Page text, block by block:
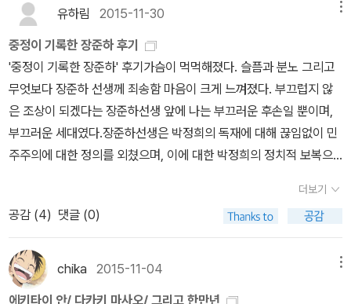
니다. 한자를 듬뿍 넣은 ‘중국글·일본글’이어야 비로소 ‘글’이라고 여
겼습니다. 그런데 장준하 님이 그토록 나무란 ‘박정희 군사독재정
권’은 거꾸로 ‘한자를 쓸 적에는 오지게 쓰’되, 수수한 사람들한테 달
콤발림을 할 적에는 ‘오직 한글로 쉽게’ 글을 썼어요. 《앎과함 1 민족
주의자의 길(장준하선생 추모문집》은 ‘자꾸 잊히는 장준하’ 님 넋과
삶을 기리려는 뜻으로 조그맣고 값싸며 가볍게 묶은 손바닥책입니다.
백범을 기리는 작은 펴냄터 ‘화다’는 손바닥책 이름을 ‘앎과힘’으로 붙
입니다. 이즈음 ‘創批新書’처럼 인문사회과학책을 내는 곳이 하나같
이 한자만 썼고, 장준하 님도 내내 한자사랑을 이으며 박정희하고 맞
섰지만, ‘백범사상연구소’는 한글로 한겨레 새길을 여는 앎함(알다 +
란놀(최종규) : 우리말꽃(국어사전)을 씁니다. “말꽃 짓는 책숲, 숲노
래”라는 이름으로 시골인 전남 고흥에서 서재도서관·책박물관을 꾸
립니다. ‘보리 국어사전’ 편집장을 맡았고, ‘이오덕 어른 유고’를 갈무
유하림 2015-11-30
중정이 기록한 장준하 후기
'중정이 기록한 장준하' 후기가슴이 먹먹해졌다. 슬픔과 분노 그리고
무엇보다 장준하 선생께 죄송함 마음이 크게 느껴졌다. 부끄럽지 않
은 조상이 되겠다는 장준하선생 앞에 나는 부끄러운 후손일 뿐이며,
부끄러운 세대였다.장준하선생은 박정희의 독재에 대해 끊임없이 민
주주의에 대한 정의를 외쳤으며, 이에 대한 박정희의 정치적 보복으
(중앙정보부, 현 국정원)에 감시를 당했다. 이 책은 그 파렴치한 중정
이 기록한 자료를 근거로 고상만​선생님께서 쓰신 책이다.장준하 선생
님께서는 일제강점기에 가족의 안위를 위해 일본군대에 들어갈 수밖
에 없을 때 가족과 조국을 함께 생각하여 자신의 아내에게 미리 편지
를 써두었다고 한다. 본인이 매번 편지를 쓸 것인데. 편지에 성경구절
더보기
공감 (4) 댓글 (0)
chika 2015-11-04
에키타이 안/ 다카키 마사오/ 그리고 한만년